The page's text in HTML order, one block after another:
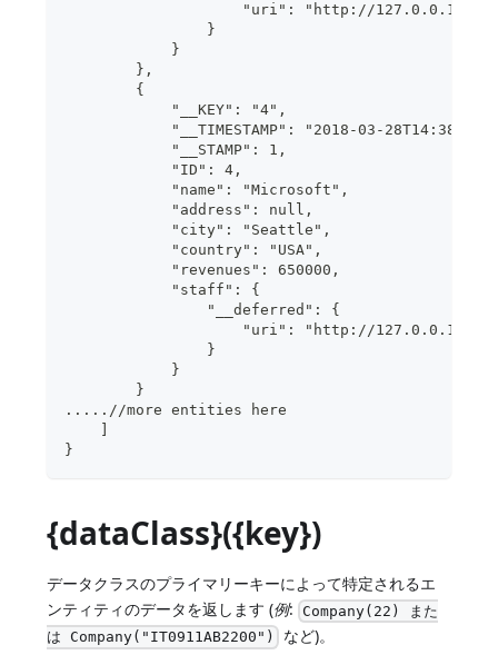
"uri": "http://
                }
            }
        },
        {
            "__KEY": "4",
"__TIMESTAMP": "2018-03-
            "__STAMP": 1,
            "ID": 4,
            "name": "Microsoft",
            "address": null,
            "city": "Seattle",
            "country": "USA",
            "revenues": 650000,
            "staff": {
                "__deferred": {
"uri": "http://
                }
            }
        }
.....//more entities here
}
{dataClass}({key})
データクラスのプライマリーキーによって特定されるエ
ンティティのデータを返します (例: Company(22) また
は Company("IT0911AB2200") など)。